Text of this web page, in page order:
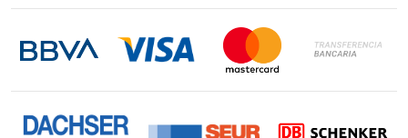
Contacto
Instagram
Facebook